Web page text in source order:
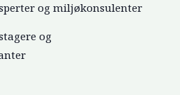
og miljøkonsulenter
og